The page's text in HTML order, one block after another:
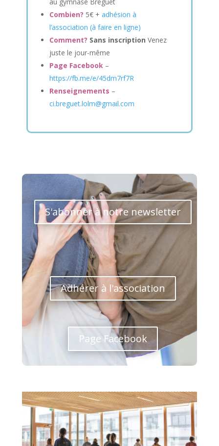
Combien? 5€ + adhésion à
l’association (à faire en ligne)
Comment? Sans inscription Venez
juste le jour-même
Page Facebook–
https://fb.me/e/45dm7rf7R
Renseignements –
ci.breguet.lolm@gmail.com
S'abonner à notre newsletter
Adhérer à l'association
Page Facebook